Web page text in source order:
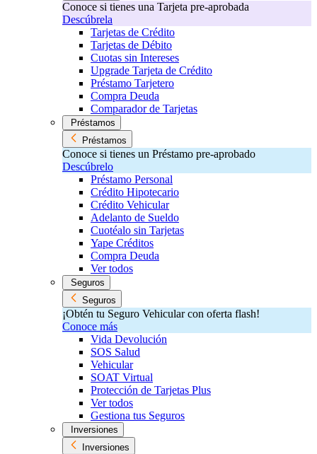
Conoce si tienes una Tarjeta pre-aprobada
Descúbrela
Tarjetas de Crédito
Tarjetas de Débito
Cuotas sin Intereses
Upgrade Tarjeta de Crédito
Préstamo Tarjetero
Compra Deuda
Comparador de Tarjetas
Préstamos
Préstamos
Conoce si tienes un Préstamo pre-aprobado
Descúbrelo
Préstamo Personal
Crédito Hipotecario
Crédito Vehicular
Adelanto de Sueldo
Cuotéalo sin Tarjetas
Yape Créditos
Compra Deuda
Ver todos
Seguros
Seguros
¡Obtén tu Seguro Vehicular con oferta flash!
Conoce más
Vida Devolución
SOS Salud
Vehicular
SOAT Virtual
Protección de Tarjetas Plus
Ver todos
Gestiona tus Seguros
Inversiones
Inversiones